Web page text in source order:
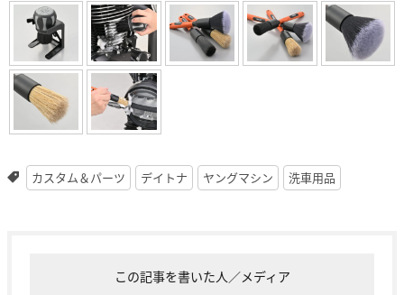
カスタム＆パーツ デイトナ ヤングマシン 洗車用品
この記事を書いた人／メディア